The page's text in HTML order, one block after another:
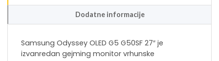
Dodatne informacije
Samsung Odyssey OLED G5 G50SF 27″ je
izvanredan gejming monitor vrhunske